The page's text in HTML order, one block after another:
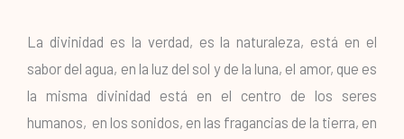
La divinidad es la verdad, es la naturaleza, está en el
sabor del agua, en la luz del sol y de la luna, el amor, que es
la misma divinidad está en el centro de los seres
humanos, en los sonidos, en las fragancias de la tierra, en